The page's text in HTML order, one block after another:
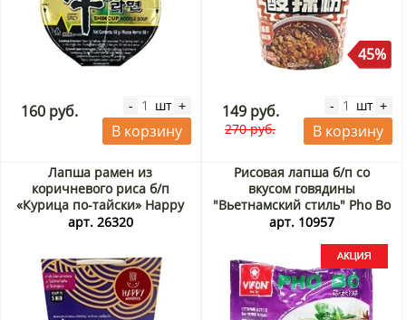
160 руб. - шт +
В корзину
45%
149 руб.
270 руб.
- шт +
В корзину
Лапша рамен из
коричневого риса б/п
«Курица по-тайски» Happy
Noodle (стакан), Таиланд, 65
арт. 26320
Рисовая лапша б/п со
вкусом говядины
"Вьетнамский стиль" Pho Bo
Vifon, Вьетнам, 60 г Акция
арт. 10957